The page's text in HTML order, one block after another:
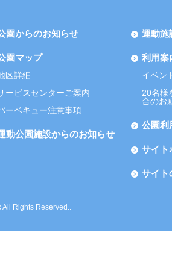
園からのお知らせ
園マップ
区詳細
ービスセンターご案内
ーベキュー注意事項
動公園施設からのお知らせ
運動施
利用案
イベン
20名様
合のお
公園利
サイト
サイト
Rights Reserved..